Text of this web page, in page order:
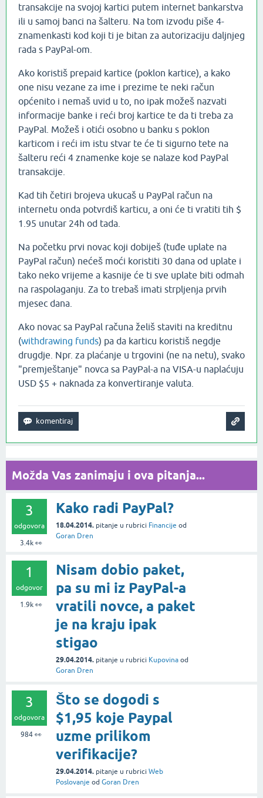
transakcije na svojoj kartici putem internet bankarstva
ili u samoj banci na šalteru. Na tom izvodu piše 4-
znamenkasti kod koji ti je bitan za autorizaciju daljnjeg
rada s PayPal-om.
Ako koristiš prepaid kartice (poklon kartice), a kako
one nisu vezane za ime i prezime te neki račun
općenito i nemaš uvid u to, no ipak možeš nazvati
informacije banke i reći broj kartice te da ti treba za
PayPal. Možeš i otići osobno u banku s poklon
karticom i reći im istu stvar te će ti sigurno tete na
šalteru reći 4 znamenke koje se nalaze kod PayPal
transakcije.
Kad tih četiri brojeva ukucaš u PayPal račun na
internetu onda potvrdiš karticu, a oni će ti vratiti tih $
1.95 unutar 24h od tada.
Na početku prvi novac koji dobiješ (tuđe uplate na
PayPal račun) nećeš moći koristiti 30 dana od uplate i
tako neko vrijeme a kasnije će ti sve uplate biti odmah
na raspolaganju. Za to trebaš imati strpljenja prvih
mjesec dana.
Ako novac sa PayPal računa želiš staviti na kreditnu
(withdrawing funds) pa da karticu koristiš negdje
drugdje. Npr. za plaćanje u trgovini (ne na netu), svako
"premještanje" novca sa PayPal-a na VISA-u naplaćuju
USD $5 + naknada za konvertiranje valuta.
Možda Vas zanimaju i ova pitanja...
3
odgovora
3.4k👀
Kako radi PayPal?
18.04.2014. pitanje u rubrici Financije od
Goran Dren
1
odgovor
1.9k👀
Nisam dobio paket,
pa su mi iz PayPal-a
vratili novce, a paket
je na kraju ipak
stigao
29.04.2014. pitanje u rubrici Kupovina od
Goran Dren
3
odgovora
984👀
Što se dogodi s
$1,95 koje Paypal
uzme prilikom
verifikacije?
29.04.2014. pitanje u rubrici Web
Poslovanje od Goran Dren